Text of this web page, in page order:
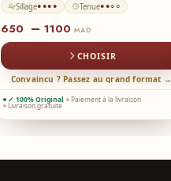
Sillage●●●● Tenue●●○○
650 – 1100 MAD
CHOISIR
Convaincu ? Passez au grand format →
✓ 100% Original Paiement à la livraison
Livraison gratuite